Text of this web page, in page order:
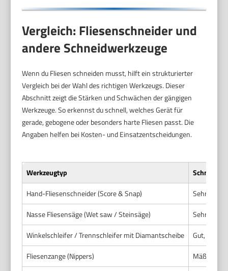
Vergleich: Fliesenschneider und
andere Schneidwerkzeuge
Wenn du Fliesen schneiden musst, hilft ein strukturierter
Vergleich bei der Wahl des richtigen Werkzeugs. Dieser
Abschnitt zeigt die Stärken und Schwächen der gängigen
Werkzeuge. So erkennst du schnell, welches Gerät für
gerade, gebogene oder besonders harte Fliesen passt. Die
Angaben helfen bei Kosten- und Einsatzentscheidungen.
Werkzeugtyp
Hand-Fliesenschneider (Score & Snap)
Sehr gut
Nasse Fliesensäge (Wet saw / Steinsäge)
Sehr hoch
Winkelschleifer / Trennschleifer mit Diamantscheibe
Gut,
Fliesenzange (Nippers)
Mäßig für